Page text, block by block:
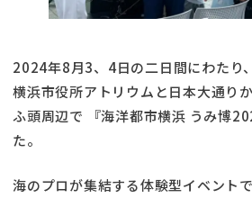
2024年8月3、4日の二日間にわたり
横浜市役所アトリウムと日本大通り
ふ頭周辺で 『海洋都市横浜 うみ博
た。
海のプロが集結する体験型イベント